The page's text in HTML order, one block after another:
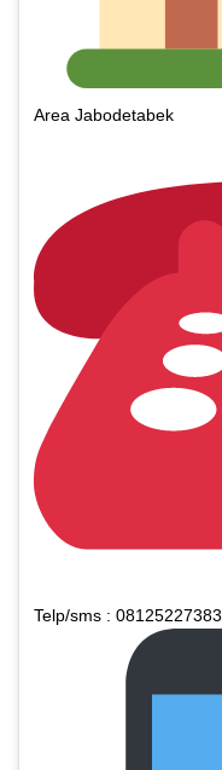
Area Jabodetabek
Telp/sms : 08125227383